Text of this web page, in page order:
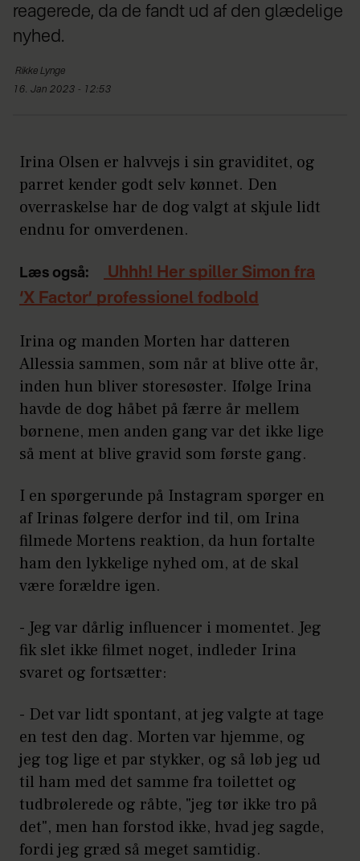
reagerede, da de fandt ud af den glædelige
nyhed.
Rikke Lynge
16. Jan 2023 - 12:53
Irina Olsen er halvvejs i sin graviditet, og
parret kender godt selv kønnet. Den
overraskelse har de dog valgt at skjule lidt
endnu for omverdenen.
Læs også:
Uhhh! Her spiller Simon fra
‘X Factor’ professionel fodbold
Irina og manden Morten har datteren
Allessia sammen, som når at blive otte år,
inden hun bliver storesøster. Ifølge Irina
havde de dog håbet på færre år mellem
børnene, men anden gang var det ikke lige
så ment at blive gravid som første gang.
I en spørgerunde på Instagram spørger en
af Irinas følgere derfor ind til, om Irina
filmede Mortens reaktion, da hun fortalte
ham den lykkelige nyhed om, at de skal
være forældre igen.
- Jeg var dårlig influencer i momentet. Jeg
fik slet ikke filmet noget, indleder Irina
svaret og fortsætter:
- Det var lidt spontant, at jeg valgte at tage
en test den dag. Morten var hjemme, og
jeg tog lige et par stykker, og så løb jeg ud
til ham med det samme fra toilettet og
tudbrølerede og råbte, "jeg tør ikke tro på
det", men han forstod ikke, hvad jeg sagde,
fordi jeg græd så meget samtidig.